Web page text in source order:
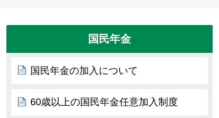
国民年金
国民年金の加入について
60歳以上の国民年金任意加入制度